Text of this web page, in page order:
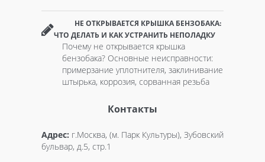
НЕ ОТКРЫВАЕТСЯ КРЫШКА БЕНЗОБАКА:
ЧТО ДЕЛАТЬ И КАК УСТРАНИТЬ НЕПОЛАДКУ
Почему не открывается крышка
бензобака? Основные неисправности:
примерзание уплотнителя, заклинивание
штырька, коррозия, сорванная резьба
Контакты
Адрес: г.Москва, (м. Парк Культуры), Зубовский
бульвар, д.5, стр.1